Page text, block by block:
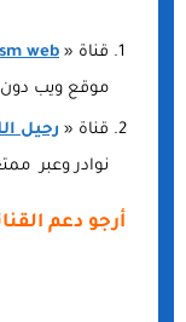
قناة « web
موقع ويب دون
قناة « رحيل
نوادر وعبر
أرجو دعم